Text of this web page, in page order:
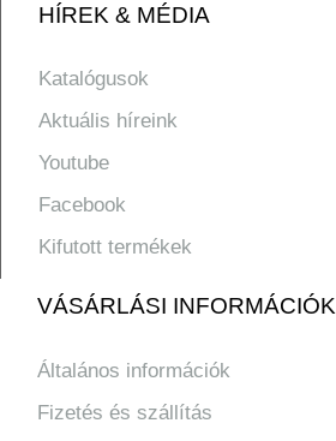
HÍREK & MÉDIA
Katalógusok
Aktuális híreink
Youtube
Facebook
Kifutott termékek
VÁSÁRLÁSI INFORMÁCIÓK
Általános információk
Fizetés és szállítás